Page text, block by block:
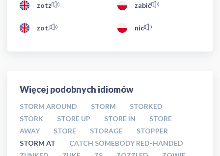
zotz zabić
zot. nic
Więcej podobnych idiomów
STORM AROUND STORM
STORKED
STORK
STORE UP STORE IN
STORE
AWAY
STORE STORAGE
STOPPER
STORM AT
CATCH SOMEBODY RED-HANDED